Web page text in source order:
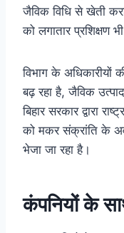
जैविक विधि से खेती
को लगातार प्रशिक्षण
विभाग के अधिकारीयों
बढ़ रहा है, जैविक
बिहार सरकार द्वारा
को मकर संक्रांति के
भेजा जा रहा है।
कंपनियों के